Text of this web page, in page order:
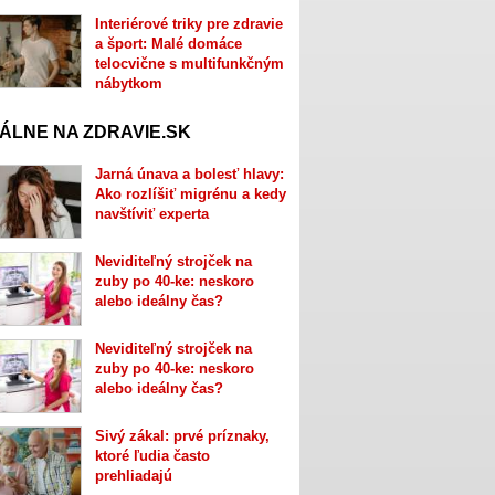
Interiérové triky pre zdravie
a šport: Malé domáce
telocvične s multifunkčným
nábytkom
NA ZDRAVIE.SK
Jarná únava a bolesť hlavy:
Ako rozlíšiť migrénu a kedy
navštíviť experta
Neviditeľný strojček na
zuby po 40-ke: neskoro
alebo ideálny čas?
Neviditeľný strojček na
zuby po 40-ke: neskoro
alebo ideálny čas?
Sivý zákal: prvé príznaky,
ktoré ľudia často
prehliadajú